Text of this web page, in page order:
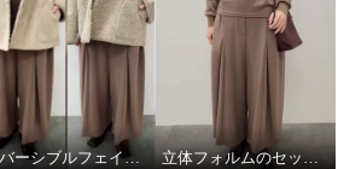
リバーシブルフェイクムートンコート 立体フォルムのセットアップコーデ